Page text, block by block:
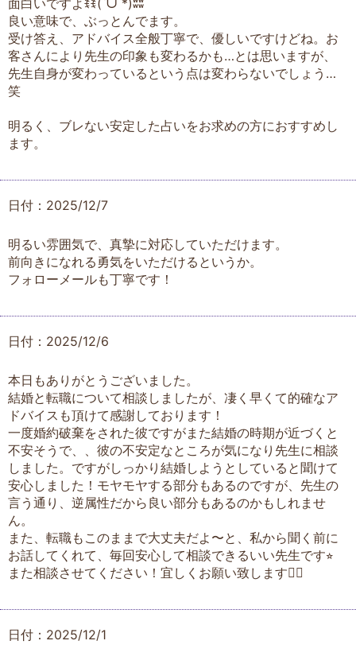
良い意味で、ぶっとんでます。
受け答え、アドバイス全般丁寧で、優しいですけどね。お
客さんにより先生の印象も変わるかも…とは思いますが、
先生自身が変わっているという点は変わらないでしょう…
笑
明るく、ブレない安定した占いをお求めの方におすすめし
ます。
日付：2025/12/7
明るい雰囲気で、真摯に対応していただけます。
前向きになれる勇気をいただけるというか。
フォローメールも丁寧です！
日付：2025/12/6
本日もありがとうございました。
結婚と転職について相談しましたが、凄く早くて的確なア
ドバイスも頂けて感謝しております！
一度婚約破棄をされた彼ですがまた結婚の時期が近づくと
不安そうで、、彼の不安定なところが気になり先生に相談
しました。ですがしっかり結婚しようとしていると聞けて
安心しました！モヤモヤする部分もあるのですが、先生の
言う通り、逆属性だから良い部分もあるのかもしれませ
ん。
また、転職もこのままで大丈夫だよ〜と、私から聞く前に
お話してくれて、毎回安心して相談できるいい先生です⭐︎
また相談させてください！宜しくお願い致します🙇‍♀️
日付：2025/12/1